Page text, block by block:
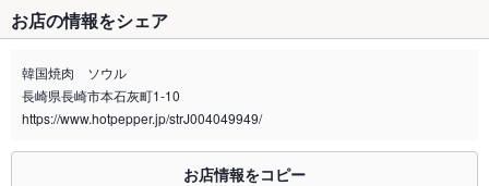
禁煙・喫煙 全席喫煙可
喫煙専用室 なし
※2020年4月1日～受動喫煙対策に関する法律が施行されています。正しい情報はお店へお問い
お店の情報をシェア
韓国焼肉 ソウル
長崎県長崎市本石灰町1-10
https://www.hotpepper.jp/strJ004049949/
お店情報をコピー